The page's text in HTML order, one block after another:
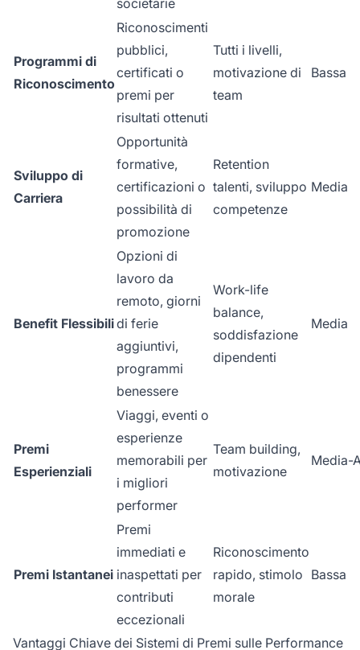
Programmi di
Riconoscimento
Riconoscimenti
pubblici,
certificati o
premi per
risultati ottenuti
Tutti i livelli,
motivazione di
team
Bassa
Sviluppo di
Carriera
Opportunità
formative,
certificazioni o
possibilità di
promozione
Retention
talenti, sviluppo
competenze
Media
Benefit Flessibili
Opzioni di
lavoro da
remoto, giorni
di ferie
aggiuntivi,
programmi
benessere
Work-life
balance,
soddisfazione
dipendenti
Media
Premi
Esperienziali
Viaggi, eventi o
esperienze
memorabili per
i migliori
performer
Team building,
motivazione
Media-
Premi Istantanei
Premi
immediati e
inaspettati per
contributi
eccezionali
Riconoscimento
rapido, stimolo
morale
Bassa
Vantaggi Chiave dei Sistemi di Premi sulle Performance